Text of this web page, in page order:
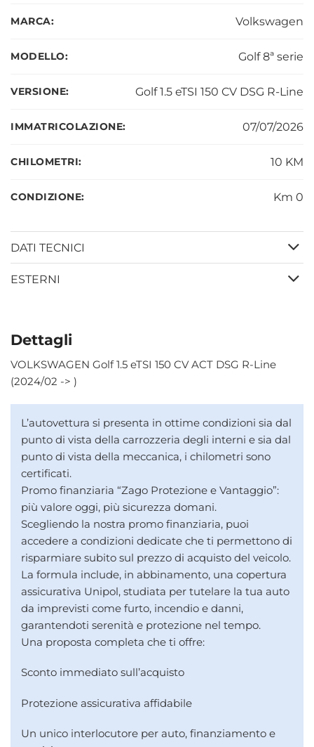
MARCA: Volkswagen
MODELLO: Golf 8ª serie
VERSIONE: Golf 1.5 eTSI 150 CV DSG R-Line
IMMATRICOLAZIONE: 07/07/2026
CHILOMETRI: 10 KM
CONDIZIONE: Km 0
DATI TECNICI
ESTERNI
Dettagli
VOLKSWAGEN Golf 1.5 eTSI 150 CV ACT DSG R-Line
(2024/02 -> )
L’autovettura si presenta in ottime condizioni sia dal
punto di vista della carrozzeria degli interni e sia dal
punto di vista della meccanica, i chilometri sono
certificati.
Promo finanziaria “Zago Protezione e Vantaggio”:
più valore oggi, più sicurezza domani.
Scegliendo la nostra promo finanziaria, puoi
accedere a condizioni dedicate che ti permettono di
risparmiare subito sul prezzo di acquisto del veicolo.
La formula include, in abbinamento, una copertura
assicurativa Unipol, studiata per tutelare la tua auto
da imprevisti come furto, incendio e danni,
garantendoti serenità e protezione nel tempo.
Una proposta completa che ti offre:
Sconto immediato sull’acquisto
Protezione assicurativa affidabile
Un unico interlocutore per auto, finanziamento e